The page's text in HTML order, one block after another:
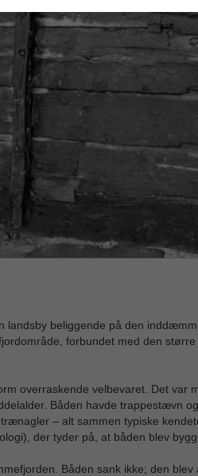
beliggende på den
forbundet med den større
overraskende velbevaret. Det var
Båden havde trappestævn
– alt sammen typiske
der tyder på, at båden blev
Båden sank ikke; den blev